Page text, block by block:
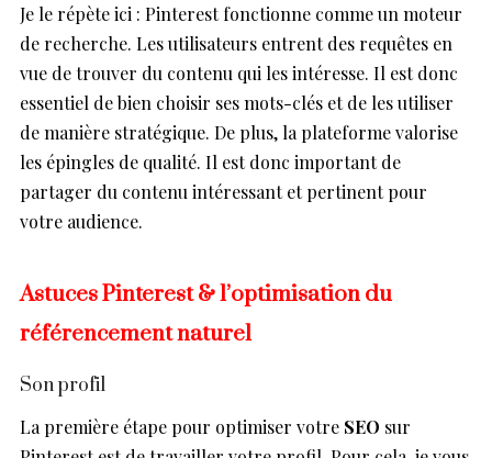
Je le répète ici : Pinterest fonctionne comme un moteur
de recherche. Les utilisateurs entrent des requêtes en
vue de trouver du contenu qui les intéresse. Il est donc
essentiel de bien choisir ses mots-clés et de les utiliser
de manière stratégique. De plus, la plateforme valorise
les épingles de qualité. Il est donc important de
partager du contenu intéressant et pertinent pour
votre audience.
Astuces Pinterest & l’optimisation du
référencement naturel
Son profil
La première étape pour optimiser votre SEO sur